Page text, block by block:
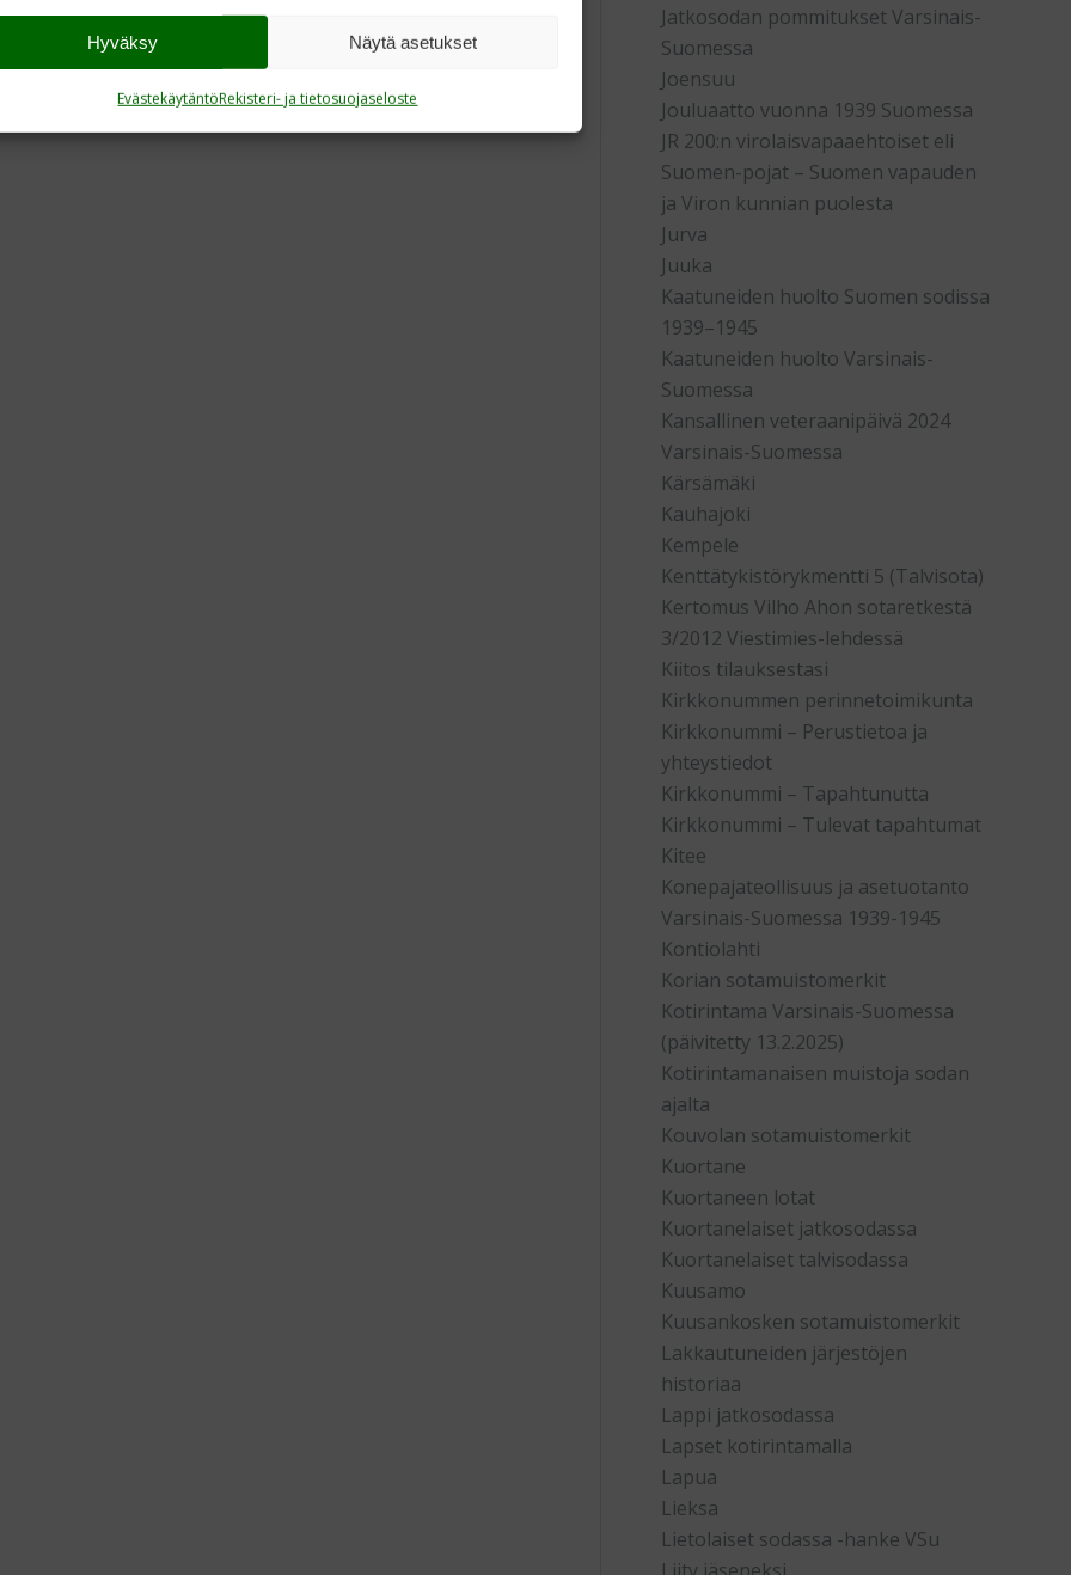
Hyväksy Näytä asetukset
EvästekäytäntöRekisteri- ja tietosuojaseloste
Jatkosodan pommitukset Varsinais-
Suomessa
Joensuu
Jouluaatto vuonna 1939 Suomessa
JR 200:n virolaisvapaaehtoiset eli
Suomen-pojat – Suomen vapauden
ja Viron kunnian puolesta
Jurva
Juuka
Kaatuneiden huolto Suomen sodissa
1939–1945
Kaatuneiden huolto Varsinais-
Suomessa
Kansallinen veteraanipäivä 2024
Varsinais-Suomessa
Kärsämäki
Kauhajoki
Kempele
Kenttätykistörykmentti 5 (Talvisota)
Kertomus Vilho Ahon sotaretkestä
3/2012 Viestimies-lehdessä
Kiitos tilauksestasi
Kirkkonummen perinnetoimikunta
Kirkkonummi – Perustietoa ja
yhteystiedot
Kirkkonummi – Tapahtunutta
Kirkkonummi – Tulevat tapahtumat
Kitee
Konepajateollisuus ja asetuotanto
Varsinais-Suomessa 1939-1945
Kontiolahti
Korian sotamuistomerkit
Kotirintama Varsinais-Suomessa
(päivitetty 13.2.2025)
Kotirintamanaisen muistoja sodan
ajalta
Kouvolan sotamuistomerkit
Kuortane
Kuortaneen lotat
Kuortanelaiset jatkosodassa
Kuortanelaiset talvisodassa
Kuusamo
Kuusankosken sotamuistomerkit
Lakkautuneiden järjestöjen
historiaa
Lappi jatkosodassa
Lapset kotirintamalla
Lapua
Lieksa
Lietolaiset sodassa -hanke VSu